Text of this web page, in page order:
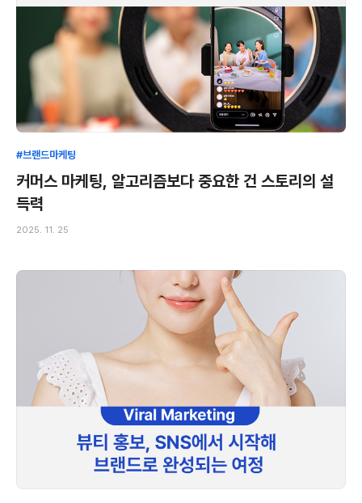
#브랜드마케팅
커머스 마케팅, 알고리즘보다 중요한 건 스토리의 설
득력
2025. 11. 25